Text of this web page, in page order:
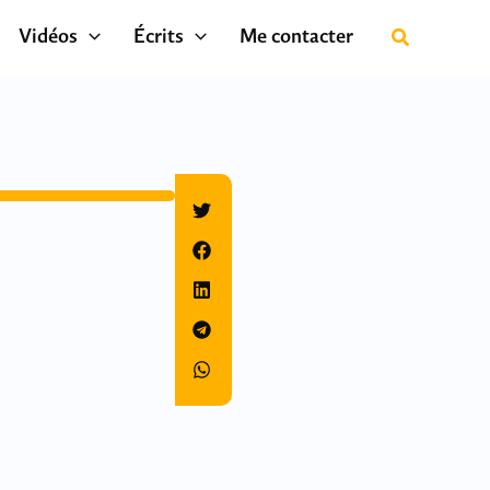
Vidéos Écrits Me contacter